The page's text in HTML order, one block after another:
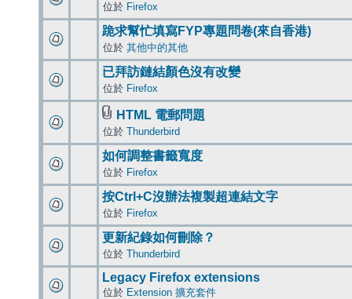
位於 Firefox
跪求幫忙填寫FYP專題問卷(來自香港)
位於 其他中的其他
已拜訪鏈結顏色沒有改變
位於 Firefox
HTML 電郵問題
位於 Thunderbird
如何調整書籤寬度
位於 Firefox
按Ctrl+C沒辦法複製超連結文字
位於 Firefox
更新紀錄如何刪除？
位於 Thunderbird
Legacy Firefox extensions
位於 Extension 擴充套件